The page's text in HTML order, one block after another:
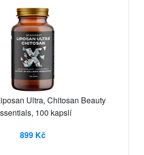
Ultra, Chitosan Beauty
100 kapslí
899 Kč